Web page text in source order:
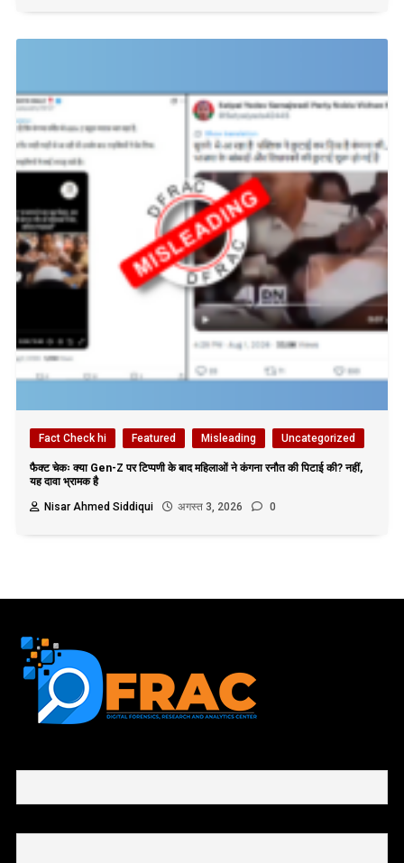
Fact Check hi Featured Misleading Uncategorized
फैक्ट चेकः क्या Gen-Z पर टिप्पणी के बाद महिलाओं ने कंगना रनौत की पिटाई की? नहीं,
यह दावा भ्रामक है
Nisar Ahmed Siddiqui
अगस्त 3, 2026 0